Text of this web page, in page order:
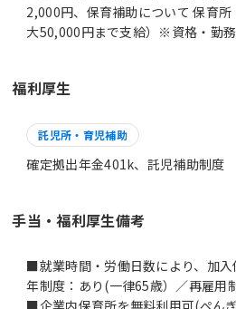
2,000円、保育補助について 保育
大50,000円まで支給）※資格・勤
福利厚生
託児所・育児補助
確定拠出年金401k、託児補助制度
手当・福利厚生備考
■就業時間・労働日数により、加
年制度：あり(一律65歳）／再雇用
■企業内保育所を無料利用可(ぺん